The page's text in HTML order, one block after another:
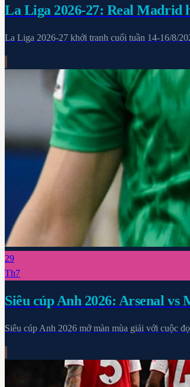
La Liga 2026-27: Real Madrid
La Liga 2026-27 khởi tranh cuối tuần 14-16/8/
29
Th7
Siêu cúp Anh 2026: Arsenal
Siêu cúp Anh 2026 mở màn mùa giải với cuộc